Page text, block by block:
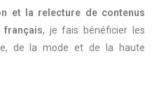
et la relecture de contenus
, je fais bénéficier les
de la mode et de la haute